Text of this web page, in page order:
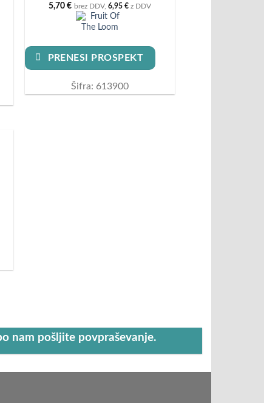
5,70€ brez DDV,6,95€ z DDV
PRENESI PROSPEKT
Šifra: 613900
nam pošljite povpraševanje.